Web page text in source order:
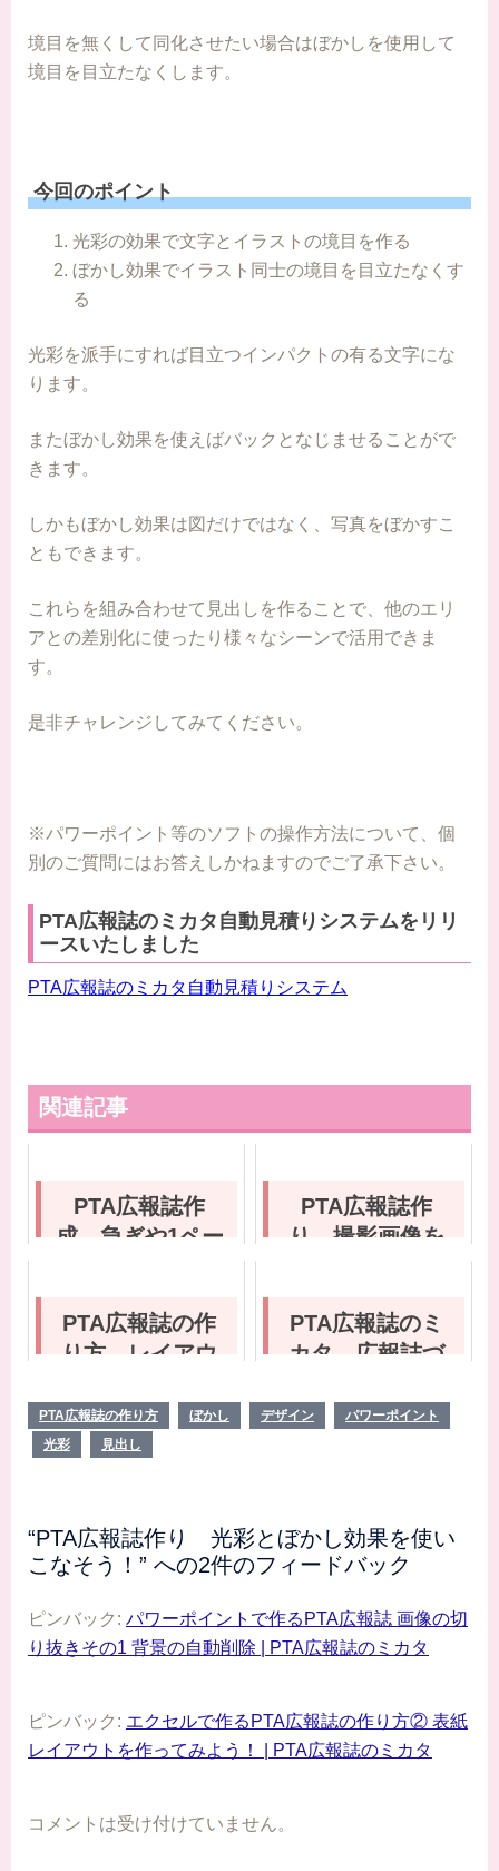
境目を無くして同化させたい場合はぼかしを使用して
境目を目立たなくします。
今回のポイント
光彩の効果で文字とイラストの境目を作る
ぼかし効果でイラスト同士の境目を目立たなくす
る
光彩を派手にすれば目立つインパクトの有る文字にな
ります。
またぼかし効果を使えばバックとなじませることがで
きます。
しかもぼかし効果は図だけではなく、写真をぼかすこ
ともできます。
これらを組み合わせて見出しを作ることで、他のエリ
アとの差別化に使ったり様々なシーンで活用できま
す。
是非チャレンジしてみてください。
※パワーポイント等のソフトの操作方法について、個
別のご質問にはお答えしかねますのでご了承下さい。
PTA広報誌のミカタ自動見積りシステムをリリ
ースいたしました
PTA広報誌のミカタ自動見積りシステム
関連記事
PTA広報誌作
成 急ぎや1ペー
PTA広報誌作
り 撮影画像を
をご紹介！
PTA広報誌の作
り方 レイアウ
ドとルーラーの
使い方を覚えよ
PTA広報誌のミ
カタ 広報誌づ
めること
PTA広報誌の作り方 ぼかし デザイン
パワーポイント
光彩
見出し
“PTA広報誌作り 光彩とぼかし効果を使い
こなそう！ ” への2件のフィードバック
ピンバック: パワーポイントで作るPTA広報誌 画像の切
り抜きその1 背景の自動削除 | PTA広報誌のミカタ
ピンバック: エクセルで作るPTA広報誌の作り方② 表紙
レイアウトを作ってみよう！ | PTA広報誌のミカタ
コメントは受け付けていません。